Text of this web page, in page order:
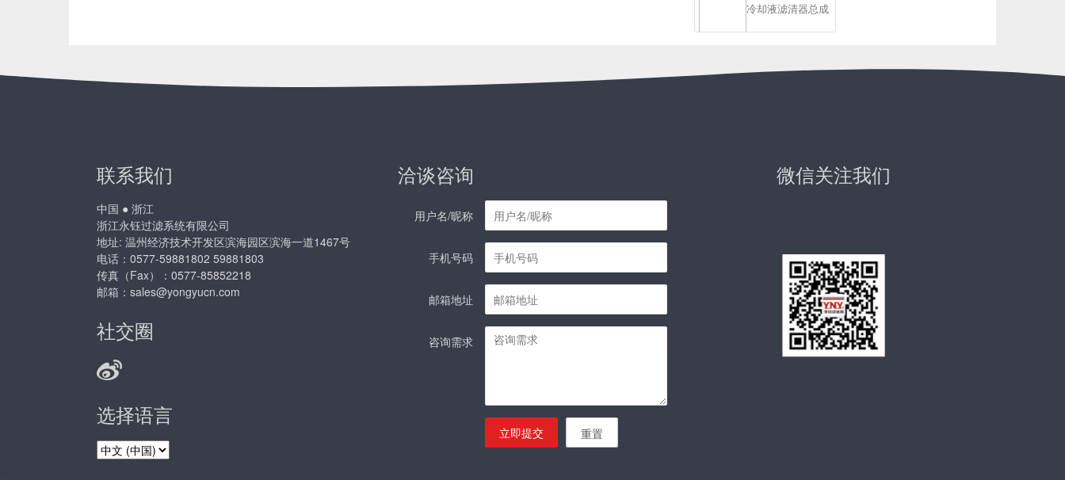
冷却液滤清器总成
联系我们
中国 ● 浙江
浙江永钰过滤系统有限公司
地址: 温州经济技术开发区滨海园区滨海一道1467号
电话：0577-59881802 59881803
传真（Fax）：0577-85852218
邮箱： sales@yongyucn.com
社交圈
选择语言
选
洽谈咨询
用户名/昵称
手机号码
邮箱地址
咨询需求
立即提交 重置
微信关注我们